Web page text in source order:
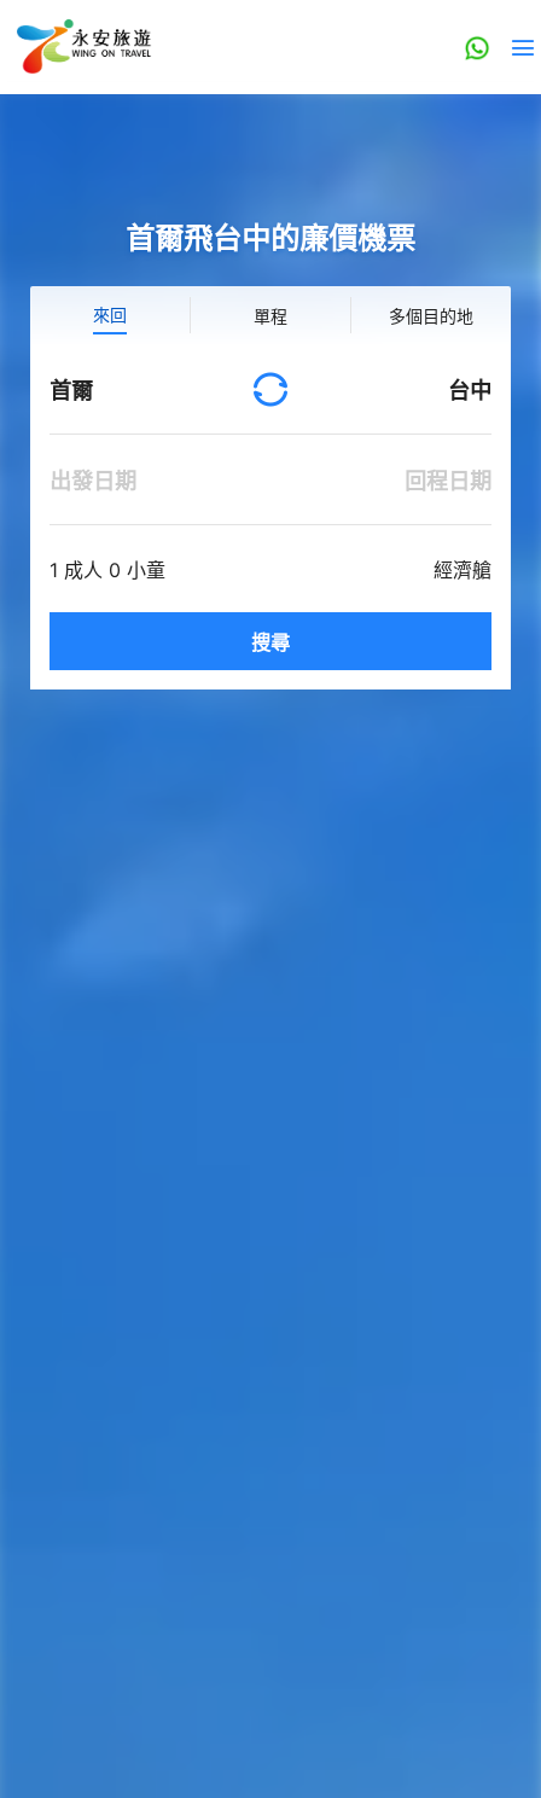
首爾飛台中的廉價機票
來回 單程 多個目的地
首爾 台中
出發日期 回程日期
1 成人 0 小童 經濟艙
搜尋